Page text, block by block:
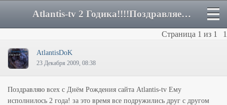
Atlantis-tv 2 Годика!!!!Поздравляем!!! - Форум
Страница 1 из 1 1
AtlantisDoK
23 Декабря 2009, 08:38
Поздравляю всех с Днём Рождения сайта Atlantis-tv Ему
исполнилось 2 года! за это время все подружились друг с другом